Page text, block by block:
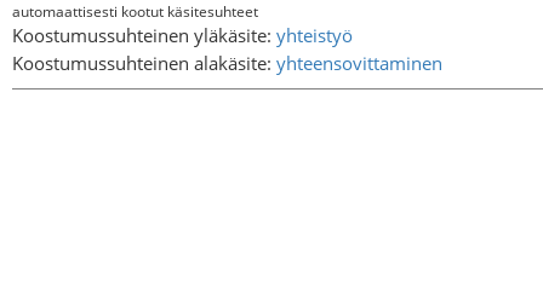
automaattisesti kootut käsitesuhteet
Koostumussuhteinen yläkäsite: yhteistyö
Koostumussuhteinen alakäsite: yhteensovittaminen